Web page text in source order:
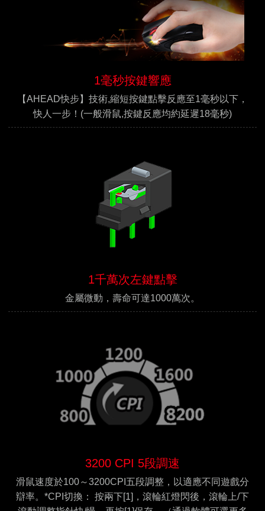
1毫秒按鍵響應
【AHEAD快步】技術,縮短按鍵點擊反應至1毫秒以下，
快人一步！(一般滑鼠,按鍵反應均約延遲18毫秒)
1千萬次左鍵點擊
金屬微動，壽命可達1000萬次。
3200 CPI 5段調速
滑鼠速度於100～3200CPI五段調整，以適應不同遊戲分
辯率。*CPI切換： 按兩下[1]，滾輪紅燈閃後，滾輪上/下